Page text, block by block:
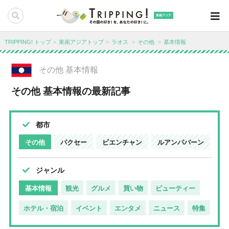
東南アジア
TRIPPING! トップ 東南アジアトップ ラオス その他 基本情報
その他 基本情報
その他 基本情報の最新記事
都市
その他 パクセー ビエンチャン ルアンパバーン
ジャンル
基本情報 観光 グルメ 買い物 ビューティー
ホテル・宿泊 イベント エンタメ ニュース 特集